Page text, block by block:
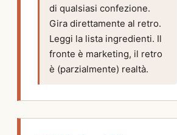
di qualsiasi confezione.
Gira direttamente al retro.
Leggi la lista ingredienti. Il
fronte è marketing, il retro
è (parzialmente) realtà.